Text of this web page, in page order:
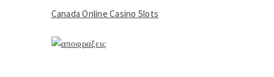
Canada Online Casino Slots